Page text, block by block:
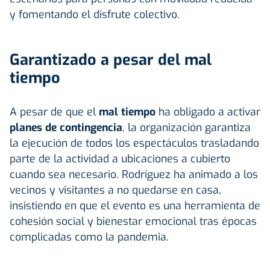
y fomentando el disfrute colectivo.
Garantizado a pesar del mal
tiempo
A pesar de que el mal tiempo ha obligado a activar
planes de contingencia, la organización garantiza
la ejecución de todos los espectáculos trasladando
parte de la actividad a ubicaciones a cubierto
cuando sea necesario. Rodríguez ha animado a los
vecinos y visitantes a no quedarse en casa,
insistiendo en que el evento es una herramienta de
cohesión social y bienestar emocional tras épocas
complicadas como la pandemia.